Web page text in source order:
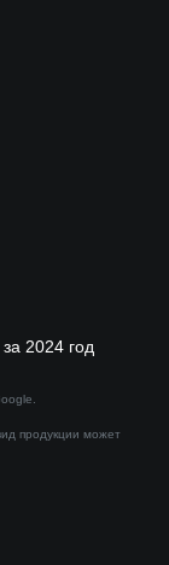
2024 год
продукции может